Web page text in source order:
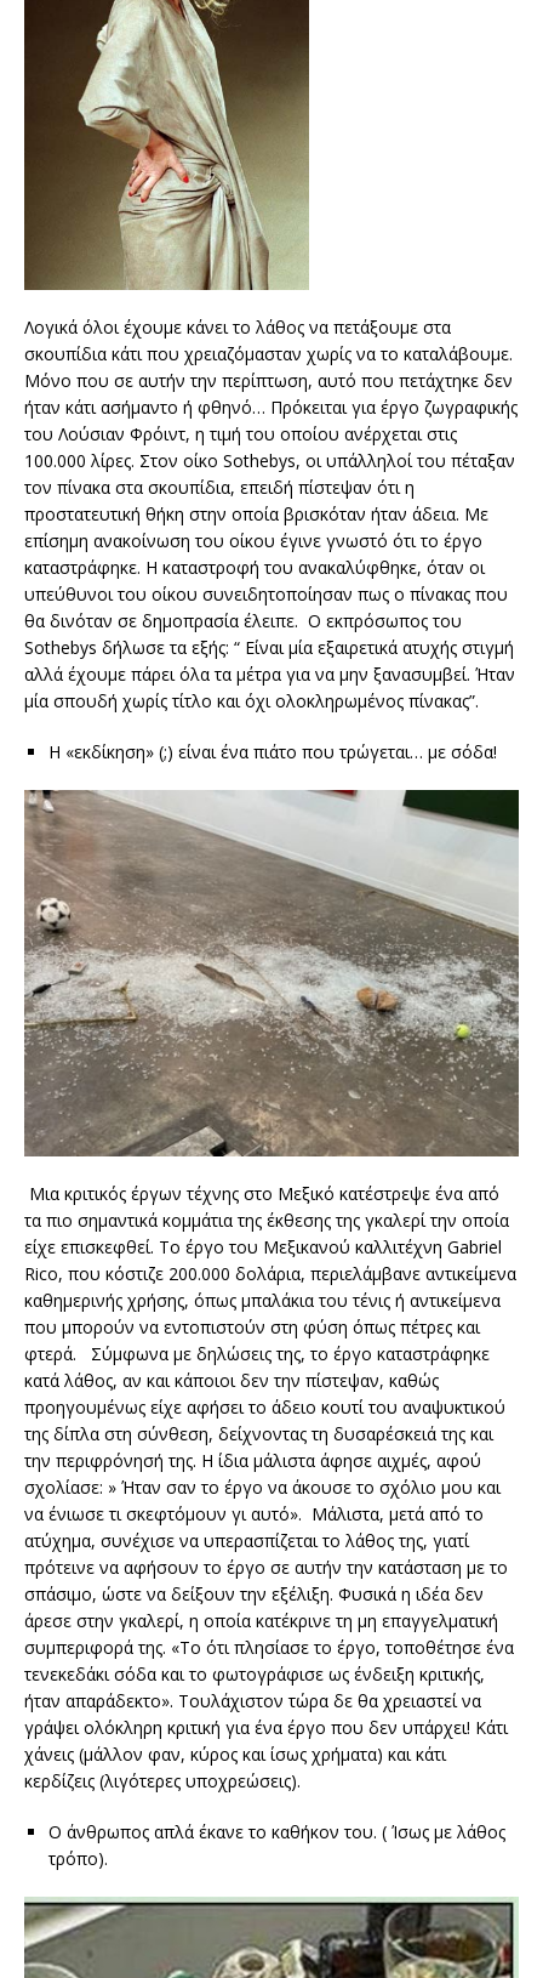
Λογικά όλοι έχουμε κάνει το λάθος να πετάξουμε στα
σκουπίδια κάτι που χρειαζόμασταν χωρίς να το καταλάβουμε.
Μόνο που σε αυτήν την περίπτωση, αυτό που πετάχτηκε δεν
ήταν κάτι ασήμαντο ή φθηνό… Πρόκειται για έργο ζωγραφικής
του Λούσιαν Φρόιντ, η τιμή του οποίου ανέρχεται στις
100.000 λίρες. Στον οίκο Sothebys, οι υπάλληλοί του πέταξαν
τον πίνακα στα σκουπίδια, επειδή πίστεψαν ότι η
προστατευτική θήκη στην οποία βρισκόταν ήταν άδεια. Με
επίσημη ανακοίνωση του οίκου έγινε γνωστό ότι το έργο
καταστράφηκε. Η καταστροφή του ανακαλύφθηκε, όταν οι
υπεύθυνοι του οίκου συνειδητοποίησαν πως ο πίνακας που
θα δινόταν σε δημοπρασία έλειπε. Ο εκπρόσωπος του
Sothebys δήλωσε τα εξής: “ Είναι μία εξαιρετικά ατυχής στιγμή
αλλά έχουμε πάρει όλα τα μέτρα για να μην ξανασυμβεί. Ήταν
μία σπουδή χωρίς τίτλο και όχι ολοκληρωμένος πίνακας”.
Η «εκδίκηση» (;) είναι ένα πιάτο που τρώγεται… με σόδα!
Μια κριτικός έργων τέχνης στο Μεξικό κατέστρεψε ένα από
τα πιο σημαντικά κομμάτια της έκθεσης της γκαλερί την οποία
είχε επισκεφθεί. Το έργο του Μεξικανού καλλιτέχνη Gabriel
Rico, που κόστιζε 200.000 δολάρια, περιελάμβανε αντικείμενα
καθημερινής χρήσης, όπως μπαλάκια του τένις ή αντικείμενα
που μπορούν να εντοπιστούν στη φύση όπως πέτρες και
φτερά. Σύμφωνα με δηλώσεις της, το έργο καταστράφηκε
κατά λάθος, αν και κάποιοι δεν την πίστεψαν, καθώς
προηγουμένως είχε αφήσει το άδειο κουτί του αναψυκτικού
της δίπλα στη σύνθεση, δείχνοντας τη δυσαρέσκειά της και
την περιφρόνησή της. Η ίδια μάλιστα άφησε αιχμές, αφού
σχολίασε: » Ήταν σαν το έργο να άκουσε το σχόλιο μου και
να ένιωσε τι σκεφτόμουν γι αυτό». Μάλιστα, μετά από το
ατύχημα, συνέχισε να υπερασπίζεται το λάθος της, γιατί
πρότεινε να αφήσουν το έργο σε αυτήν την κατάσταση με το
σπάσιμο, ώστε να δείξουν την εξέλιξη. Φυσικά η ιδέα δεν
άρεσε στην γκαλερί, η οποία κατέκρινε τη μη επαγγελματική
συμπεριφορά της. «Το ότι πλησίασε το έργο, τοποθέτησε ένα
τενεκεδάκι σόδα και το φωτογράφισε ως ένδειξη κριτικής,
ήταν απαράδεκτο». Τουλάχιστον τώρα δε θα χρειαστεί να
γράψει ολόκληρη κριτική για ένα έργο που δεν υπάρχει! Κάτι
χάνεις (μάλλον φαν, κύρος και ίσως χρήματα) και κάτι
κερδίζεις (λιγότερες υποχρεώσεις).
Ο άνθρωπος απλά έκανε το καθήκον του. ( Ίσως με λάθος
τρόπο).